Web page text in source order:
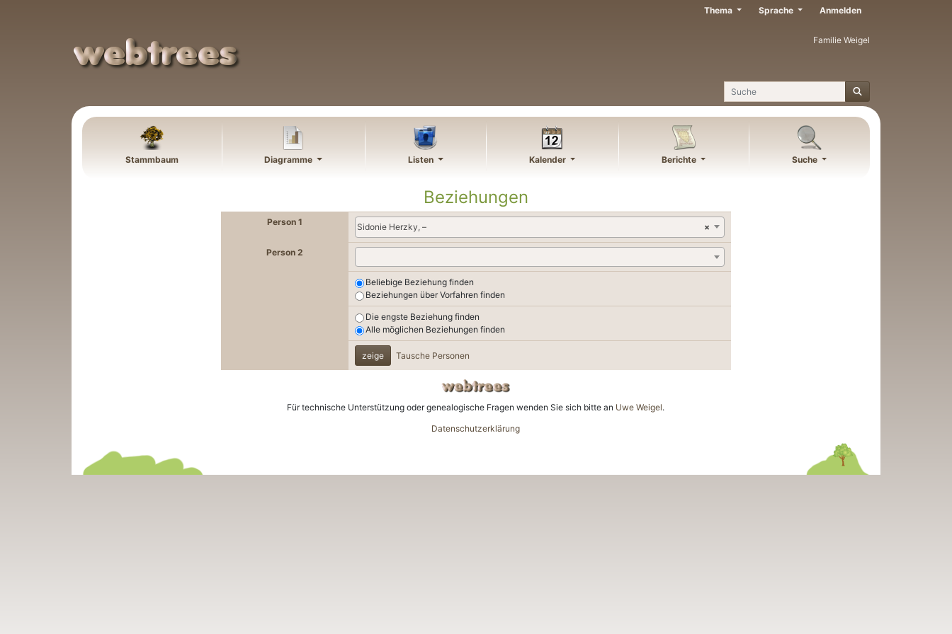
Familie Weigel
Suche
Thema Sprache Anmelden
Stammbaum Diagramme Listen Kalender Berichte Suche
Beziehungen
Person 1 ×
Sidonie Herzky, –
Person 2
Beliebige Beziehung finden
Beziehungen über Vorfahren finden
Die engste Beziehung finden
Alle möglichen Beziehungen finden
zeige Tausche Personen
Für technische Unterstützung oder genealogische Fragen wenden Sie sich bitte an Uwe Weigel.
Datenschutzerklärung